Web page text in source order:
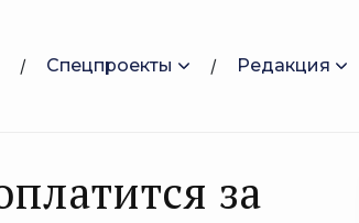
Спецпроекты Редакция
за